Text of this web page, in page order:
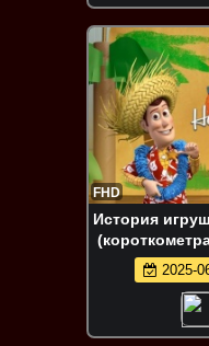
FHD
История
2025-